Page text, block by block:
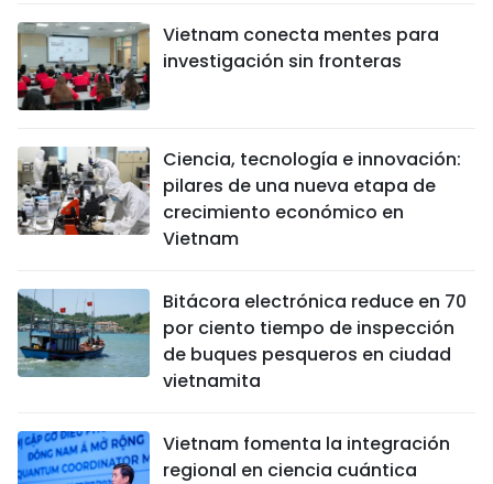
Vietnam conecta mentes para
investigación sin fronteras
Ciencia, tecnología e innovación:
pilares de una nueva etapa de
crecimiento económico en
Vietnam
Bitácora electrónica reduce en 70
por ciento tiempo de inspección
de buques pesqueros en ciudad
vietnamita
Vietnam fomenta la integración
regional en ciencia cuántica